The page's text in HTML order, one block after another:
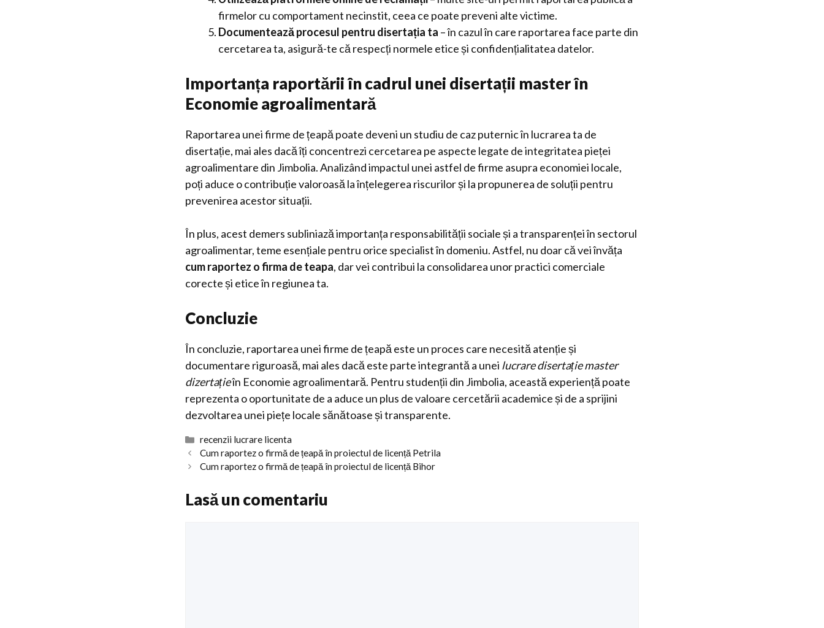
firmelor cu comportament necinstit, ceea ce poate preveni alte victime.
Documentează procesul pentru disertația ta – în cazul în care raportarea face parte din
cercetarea ta, asigură-te că respecți normele etice și confidențialitatea datelor.
Importanța raportării în cadrul unei disertații master în
Economie agroalimentară
Raportarea unei firme de țeapă poate deveni un studiu de caz puternic în lucrarea ta de
disertație, mai ales dacă îți concentrezi cercetarea pe aspecte legate de integritatea pieței
agroalimentare din Jimbolia. Analizând impactul unei astfel de firme asupra economiei locale,
poți aduce o contribuție valoroasă la înțelegerea riscurilor și la propunerea de soluții pentru
prevenirea acestor situații.
În plus, acest demers subliniază importanța responsabilității sociale și a transparenței în sectorul
agroalimentar, teme esențiale pentru orice specialist în domeniu. Astfel, nu doar că vei învăța
cum raportez o firma de teapa, dar vei contribui la consolidarea unor practici comerciale
corecte și etice în regiunea ta.
Concluzie
În concluzie, raportarea unei firme de țeapă este un proces care necesită atenție și
documentare riguroasă, mai ales dacă este parte integrantă a unei lucrare disertație master
dizertațieîn Economie agroalimentară. Pentru studenții din Jimbolia, această experiență poate
reprezenta o oportunitate de a aduce un plus de valoare cercetării academice și de a sprijini
dezvoltarea unei piețe locale sănătoase și transparente.
Categorii
recenzii lucrare licenta
Cum raportez o firmă de țeapă în proiectul de licență Petrila
Cum raportez o firmă de țeapă în proiectul de licență Bihor
Lasă un comentariu